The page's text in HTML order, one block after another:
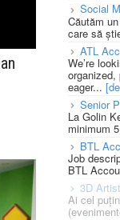
Social
Căutăm
care să
ATL
We’re
organized,
eager...
Senior
La Golin
minimum
BTL
Job
BTL
3D
Ai cel